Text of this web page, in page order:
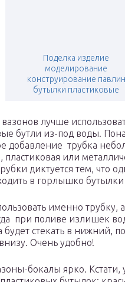
Поделка изделие
моделирование
конструирование павлин
бутылки пластиковые
вазонов лучше
бутли из-под воды.
добавление трубка
пластиковая или
диктуется тем, что
в горлышко бутылки
именно трубку,
при поливе излишек
будет стекать в нижний,
Очень удобно!
бокалы ярко. Кстати,